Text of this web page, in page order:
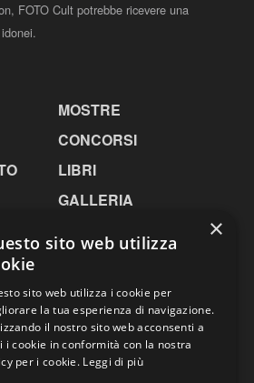
FOTO Cult potrebbe ricevere una
MOSTRE
CONCORSI
LIBRI
GALLERIA
candeline per la mostra
×
sito web utilizza
sito web utilizza i cookie per
la tua esperienza di navigazione.
il nostro sito web acconsenti a
i cookie in conformità con la nostra
per i cookie. Leggi di più